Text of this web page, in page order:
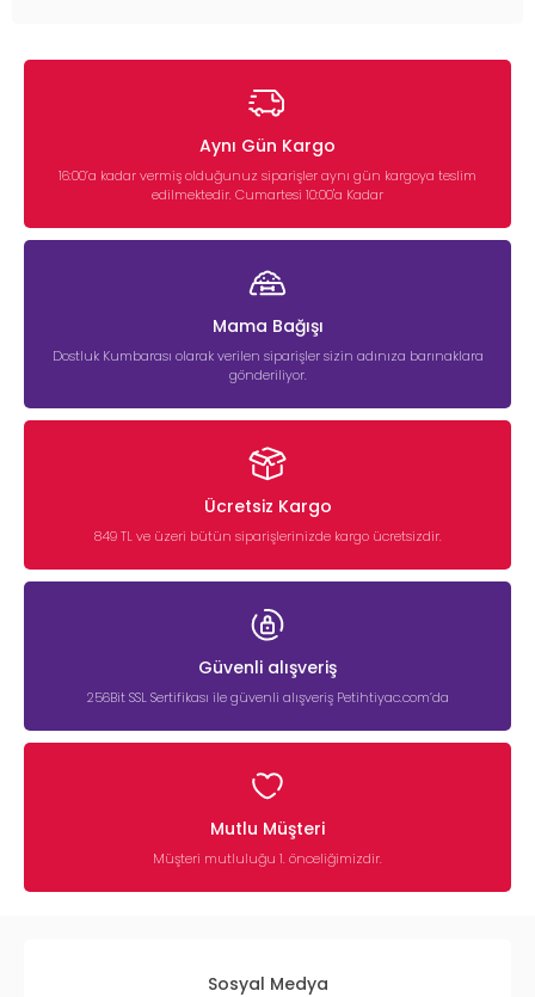
Aynı Gün Kargo
16:00’a kadar vermiş olduğunuz siparişler aynı gün kargoya teslim
edilmektedir. Cumartesi 10:00'a Kadar
Mama Bağışı
Dostluk Kumbarası olarak verilen siparişler sizin adınıza barınaklara
gönderiliyor.
Ücretsiz Kargo
849 TL ve üzeri bütün siparişlerinizde kargo ücretsizdir.
Güvenli alışveriş
256Bit SSL Sertifikası ile güvenli alışveriş Petihtiyac.com’da
Mutlu Müşteri
Müşteri mutluluğu 1. önceliğimizdir.
Sosyal Medya